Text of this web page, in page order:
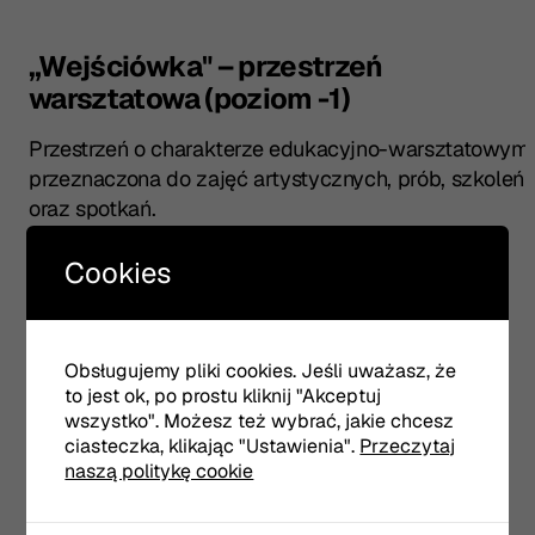
„Wejściówka" – przestrzeń
warsztatowa (poziom -1)
Przestrzeń o charakterze edukacyjno-warsztatowym,
przeznaczona do zajęć artystycznych, prób, szkoleń
oraz spotkań.
Cennik wynajmu (2026):
600 zł netto + 23% VAT / godz.(do 8 godzin)
(tj. 2400 zł netto + 23% VAT)
wynajem całodniowy (8–24 godz.):cena
ustalana indywidualnie
Cookies
Obsługujemy pliki cookies. Jeśli uważasz, że
to jest ok, po prostu kliknij "Akceptuj
wszystko". Możesz też wybrać, jakie chcesz
ciasteczka, klikając "Ustawienia". Przeczytaj
naszą politykę cookie